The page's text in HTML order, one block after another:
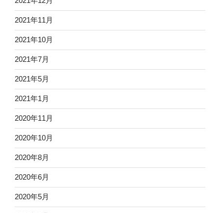
2021年11月
2021年10月
2021年7月
2021年5月
2021年1月
2020年11月
2020年10月
2020年8月
2020年6月
2020年5月